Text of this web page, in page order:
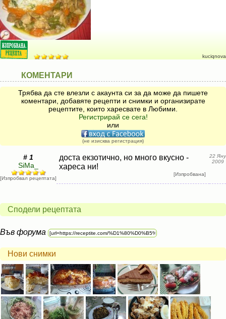
kuciqnova
КОМЕНТАРИ
Трябва да сте влезли с акаунта си за да може да пишете
коментари, добавяте рецепти и снимки и организирате
рецептите, които харесвате в Любими.
Регистрирай се сега!
или
(не изисква регистрация)
# 1
SiMa_
[Изпробвал рецептата]
доста екзотично, но много вкусно -
хареса ни!
[Изпробвана]
22 Яну
2009
Сподели рецептата
Във форума
Нови снимки